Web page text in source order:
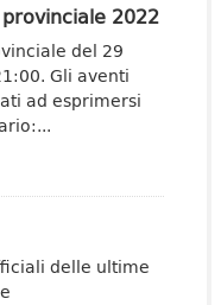
2022
del 29
Gli aventi
ad esprimersi
delle ultime